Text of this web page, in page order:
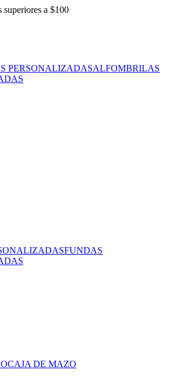
superiores a $100
PERSONALIZADASALFOMBRILAS
FUNDAS
CAJA DE MAZO